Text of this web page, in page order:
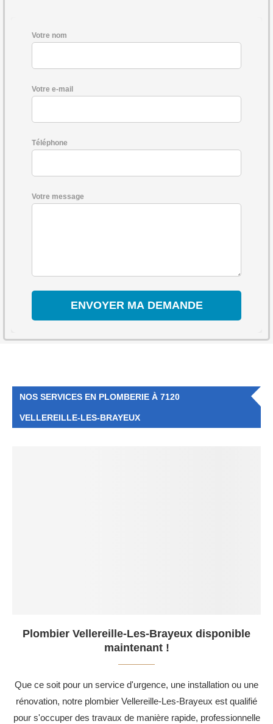
Votre nom
Votre e-mail
Téléphone
Votre message
NOS SERVICES EN PLOMBERIE À 7120
VELLEREILLE-LES-BRAYEUX
Plombier Vellereille-Les-Brayeux disponible
maintenant !
Que ce soit pour un service d'urgence, une installation ou une
rénovation, notre plombier Vellereille-Les-Brayeux est qualifié
pour s'occuper des travaux de manière rapide, professionnelle